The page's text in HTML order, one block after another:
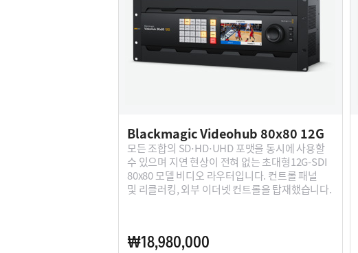
Blackmagic Videohub 80x80 12G
모든 조합의 SD⋅HD⋅UHD 포맷을 동시에 사용할
수 있으며 지연 현상이 전혀 없는 초대형12G-SDI
80x80 모델 비디오 라우터입니다. 컨트롤 패널
및 리클러킹, 외부 이더넷 컨트롤을 탑재했습니다.
₩18,980,000